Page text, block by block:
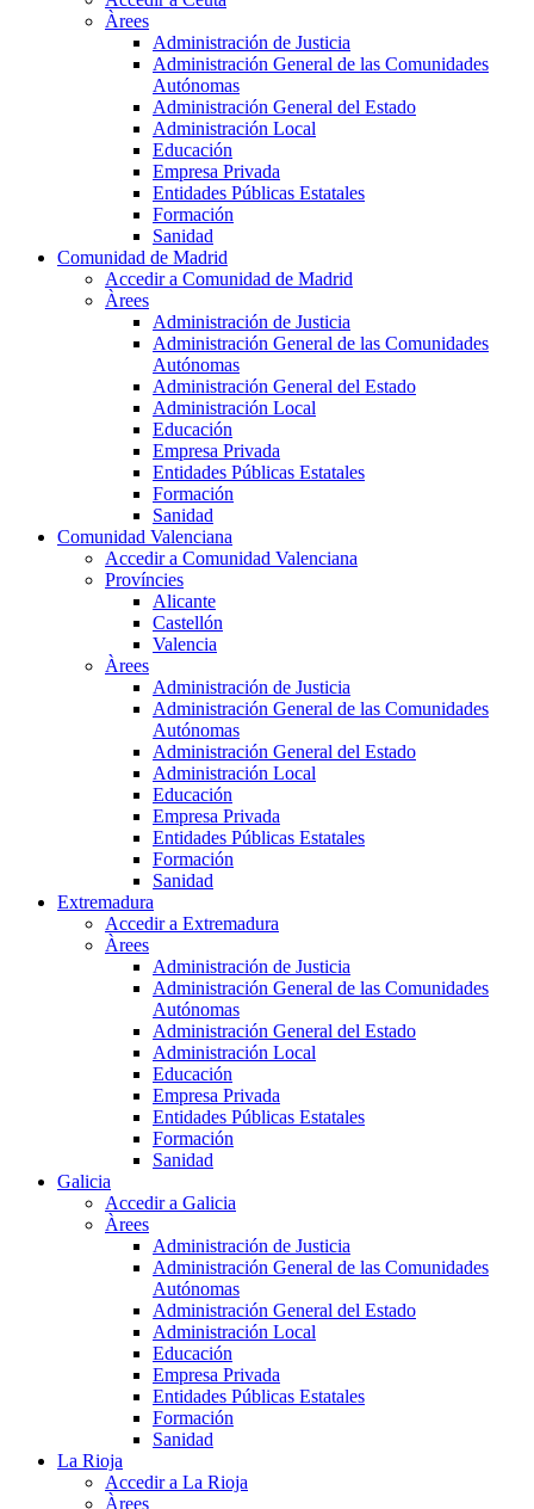
Àrees
Administración de Justicia
Administración General de las Comunidades
Autónomas
Administración General del Estado
Administración Local
Educación
Empresa Privada
Entidades Públicas Estatales
Formación
Sanidad
Comunidad de Madrid
Accedir a Comunidad de Madrid
Àrees
Administración de Justicia
Administración General de las Comunidades
Autónomas
Administración General del Estado
Administración Local
Educación
Empresa Privada
Entidades Públicas Estatales
Formación
Sanidad
Comunidad Valenciana
Accedir a Comunidad Valenciana
Províncies
Alicante
Castellón
Valencia
Àrees
Administración de Justicia
Administración General de las Comunidades
Autónomas
Administración General del Estado
Administración Local
Educación
Empresa Privada
Entidades Públicas Estatales
Formación
Sanidad
Extremadura
Accedir a Extremadura
Àrees
Administración de Justicia
Administración General de las Comunidades
Autónomas
Administración General del Estado
Administración Local
Educación
Empresa Privada
Entidades Públicas Estatales
Formación
Sanidad
Galicia
Accedir a Galicia
Àrees
Administración de Justicia
Administración General de las Comunidades
Autónomas
Administración General del Estado
Administración Local
Educación
Empresa Privada
Entidades Públicas Estatales
Formación
Sanidad
La Rioja
Accedir a La Rioja
Àrees